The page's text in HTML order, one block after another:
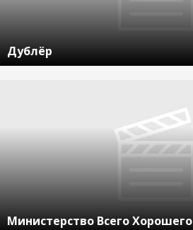
Дублёр
Министерство Всего Хорошего